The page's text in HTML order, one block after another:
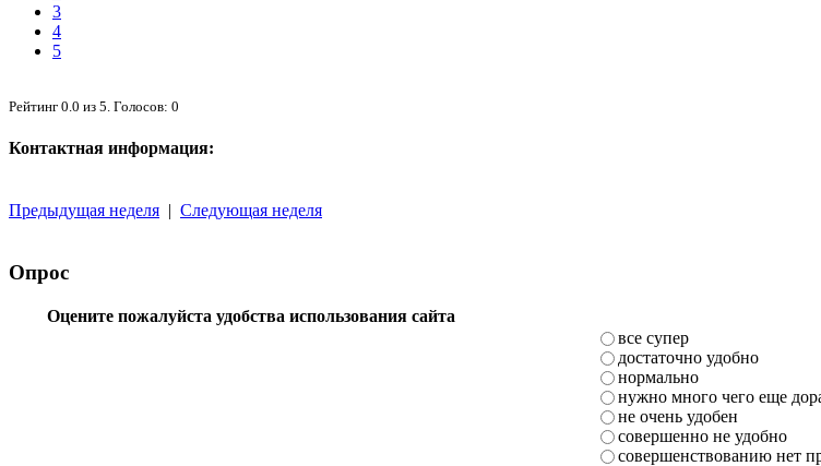
3
4
5
Рейтинг 0.0 из 5 . Голосов: 0
Контактная информация:
Предыдущая неделя | Следующая неделя
Опрос
Оцените пожалуйста удобства использования сайта
все супер
достаточно удобно
нормально
нужно много чего еще
не очень удобен
совершенно не удобно
совершенствованию нет